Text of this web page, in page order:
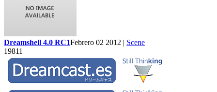
Dreamshell 4.0 RC1Febrero 02 2012 | Scene
19811